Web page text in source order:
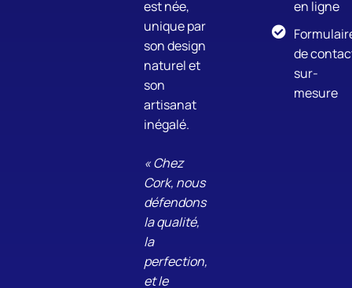
est née,
unique par
son design
naturel et
son
artisanat
inégalé.
« Chez
Cork, nous
défendons
la qualité,
la
perfection,
et le
en ligne
de
sur-
mesure